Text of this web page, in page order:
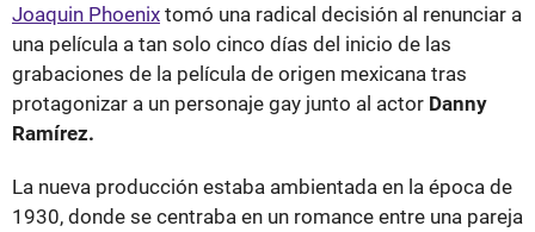
Joaquin Phoenix tomó una radical decisión al renunciar a
una película a tan solo cinco días del inicio de las
grabaciones de la película de origen mexicana tras
protagonizar a un personaje gay junto al actor Danny
Ramírez.
La nueva producción estaba ambientada en la época de
1930, donde se centraba en un romance entre una pareja